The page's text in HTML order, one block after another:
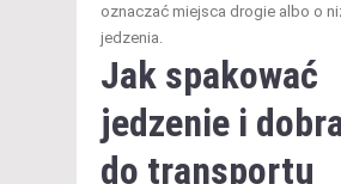
oznaczać miejsca drogie albo o
jedzenia.
Jak spakować
jedzenie i
do transportu